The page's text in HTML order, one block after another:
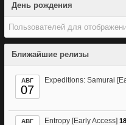
День рождения
Пользователей для
Ближайшие релизы
АВГ
07
Expeditions: Samurai
АВГ Entropy [Early Access]